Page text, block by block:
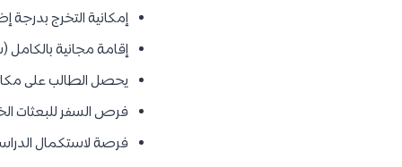
إمكانية التخرج بدرجة
إقامة مجانية
يحصل الطالب على
فرص السفر للبعثات
فرصة لاستكمال